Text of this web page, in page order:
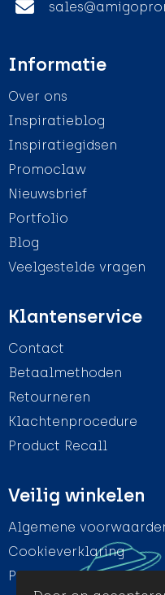
Informatie
Over ons
Inspiratieblog
Inspiratiegidsen
Promoclaw
Nieuwsbrief
Portfolio
Blog
Veelgestelde vragen
Klantenservice
Contact
Betaalmethoden
Retourneren
Klachtenprocedure
Product Recall
Veilig winkelen
Algemene
Cookieverklaring
Privacyverklaring